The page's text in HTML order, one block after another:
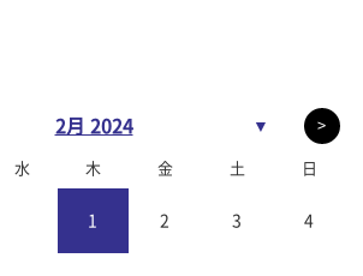
2月 2024 ▼ >
水 木 金 土 日
1 2 3 4